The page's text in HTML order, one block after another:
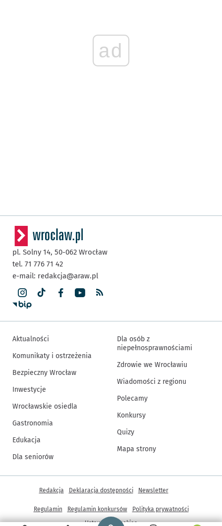
ad
Strona główna - wroclaw.pl
pl. Solny 14, 50-062 Wrocław
tel. 71 776 71 42
e-mail: redakcja@araw.pl
Aktualności
Komunikaty i ostrzeżenia
Bezpieczny Wrocław
Inwestycje
Wrocławskie osiedla
Gastronomia
Edukacja
Dla seniorów
Dla osób z
niepełnosprawnościami
Zdrowie we Wrocławiu
Wiadomości z regionu
Polecamy
Konkursy
Quizy
Mapa strony
Inne informacje
Redakcja Deklaracja dostępności Newsletter
Regulamin Regulamin konkursów
Polityka prywatności
Ustawienia cookies